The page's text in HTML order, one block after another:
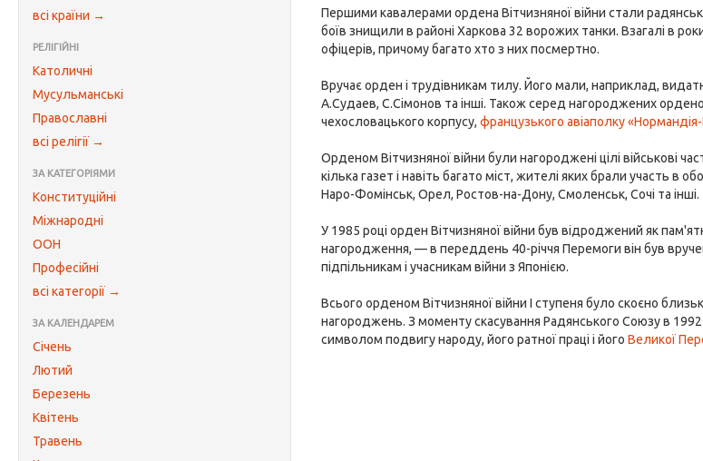
всі країни →
РЕЛІГІЙНІ
Католичні
Мусульманські
Православні
всі релігії →
ЗА КАТЕГОРІЯМИ
Конституційні
Міжнародні
ООН
Професійні
всі категорії →
ЗА КАЛЕНДАРЕМ
Січень
Лютий
Березень
Квітень
Травень
Першими кавалерами ордена Вітчизняної війни стали
боїв знищили в районі Харкова 32 ворожих танки. Взагалі в
офіцерів, причому багато хто з них посмертно.
Вручає орден і трудівникам тилу. Його мали, наприклад,
А.Судаев, С.Сімонов та інші. Також серед нагороджених
чехословацького корпусу,французького авіаполку
Орденом Вітчизняної війни були нагороджені цілі військові
кілька газет і навіть багато міст, жителі яких брали участь
Наро-Фомінськ, Орел, Ростов-на-Дону, Смоленськ, Сочі та інші.
У 1985 році орден Вітчизняної війни був відроджений як
нагородження, — в переддень 40-річчя Перемоги він був
підпільникам і учасникам війни з Японією.
Всього орденом Вітчизняної війни I ступеня було скоєно
нагороджень. З моменту скасування Радянського Союзу в
символом подвигу народу, його ратної праці і йогоВеликої